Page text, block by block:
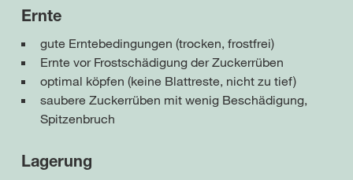
Ernte
gute Erntebedingungen (trocken, frostfrei)
Ernte vor Frostschädigung der Zuckerrüben
optimal köpfen (keine Blattreste, nicht zu tief)
saubere Zuckerrüben mit wenig Beschädigung,
Spitzenbruch
Lagerung